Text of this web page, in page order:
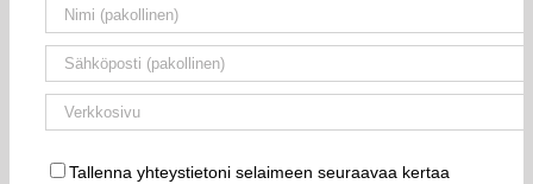
Tallenna yhteystietoni selaimeen seuraavaa kertaa